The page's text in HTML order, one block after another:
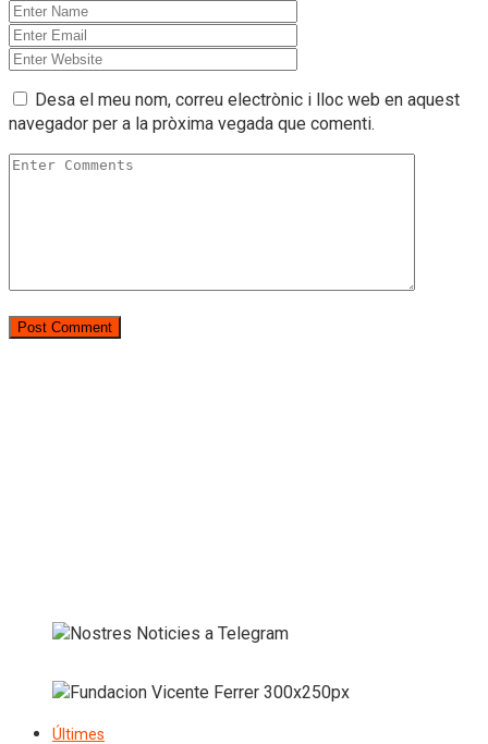
Desa el meu nom, correu electrònic i lloc web en aquest
navegador per a la pròxima vegada que comenti.
Últimes